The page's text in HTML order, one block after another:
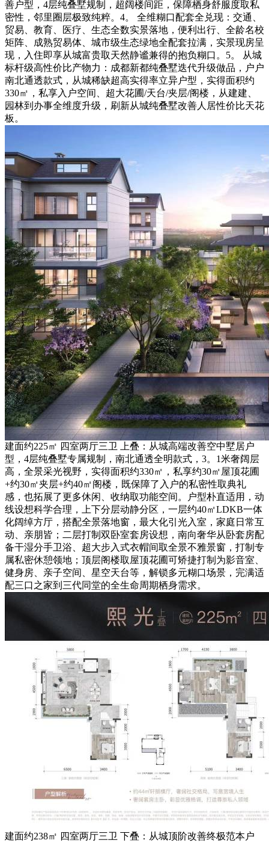
善户型，4层纯叠墅规制，超阔楼间距，保障栖身舒服度取私
密性，邻里圈层极致纯粹。4。 全维糊口配套全兑现：交通、
贸易、教育、医疗、生态全数实景落地，便利出行、全龄名校
矩阵、成熟贸易体、城市级生态绿地全配套拉满，实景现房呈
现，入住即享从城富贵取天然静谧兼得的抱负糊口。5。 从城
标杆级高性价比产物力：成都新都纯叠墅迭代升级做品，户户
南北通透款式，从城稀缺超高实得率立异户型，实得面积约
330㎡，私享入户空间、超大花圃/天台/夹层/阁楼，从建建、
园林到办事全维度升级，刷新从城纯叠墅改善人居性价比天花
板。
建面约225㎡ 四室两厅三卫 上叠：从城高端改善空中墅居户
型，4层纯叠墅专属规制，南北通透全明款式，3。1米奢阔层
高，全景采光视野，实得面积约330㎡，私享约30㎡屋顶花圃
+约30㎡夹层+约40㎡阁楼，既保障了入户的私密性取典礼
感，也拓展了更多休闲、收纳取功能空间。户型朴直适用，动
线设想科学合理，上下分层动静分区，一层约40㎡LDKB一体
化阔绰方厅，搭配全景落地窗，最大化引光入室，家庭日常互
动、亲朋皆；二层打制双卧室套房设想，南向奢华从卧套房配
备干湿分手卫浴、超大步入式衣帽间取全景不雅景窗，打制专
属私密休憩领地；顶层阁楼取屋顶花圃可矫捷打制为影音室、
健身房、亲子空间、星空天台等，解锁多元糊口场景，完满适
配三口之家到三代同堂的全生命周期栖身需求。
建面约238㎡ 四室两厅三卫 下叠：从城顶阶改善终极范本户